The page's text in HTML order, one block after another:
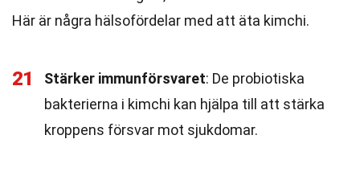
Här är några hälsofördelar med att äta kimchi.
21 Stärker immunförsvaret: De probiotiska
bakterierna i kimchi kan hjälpa till att stärka
kroppens försvar mot sjukdomar.